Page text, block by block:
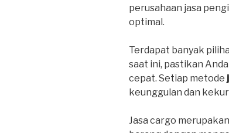
perusahaan jasa
optimal.
Terdapat banyak
saat ini, pastikan
cepat. Setiap metode
keunggulan dan
Jasa cargo